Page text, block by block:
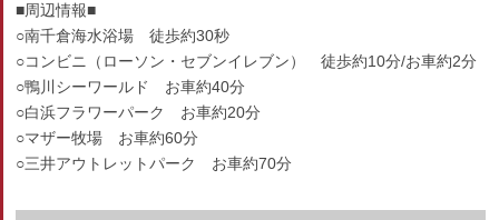
■周辺情報■
○南千倉海水浴場 徒歩約30秒
○コンビニ（ローソン・セブンイレブン） 徒歩約10分/お車約2分
○鴨川シーワールド お車約40分
○白浜フラワーパーク お車約20分
○マザー牧場 お車約60分
○三井アウトレットパーク お車約70分